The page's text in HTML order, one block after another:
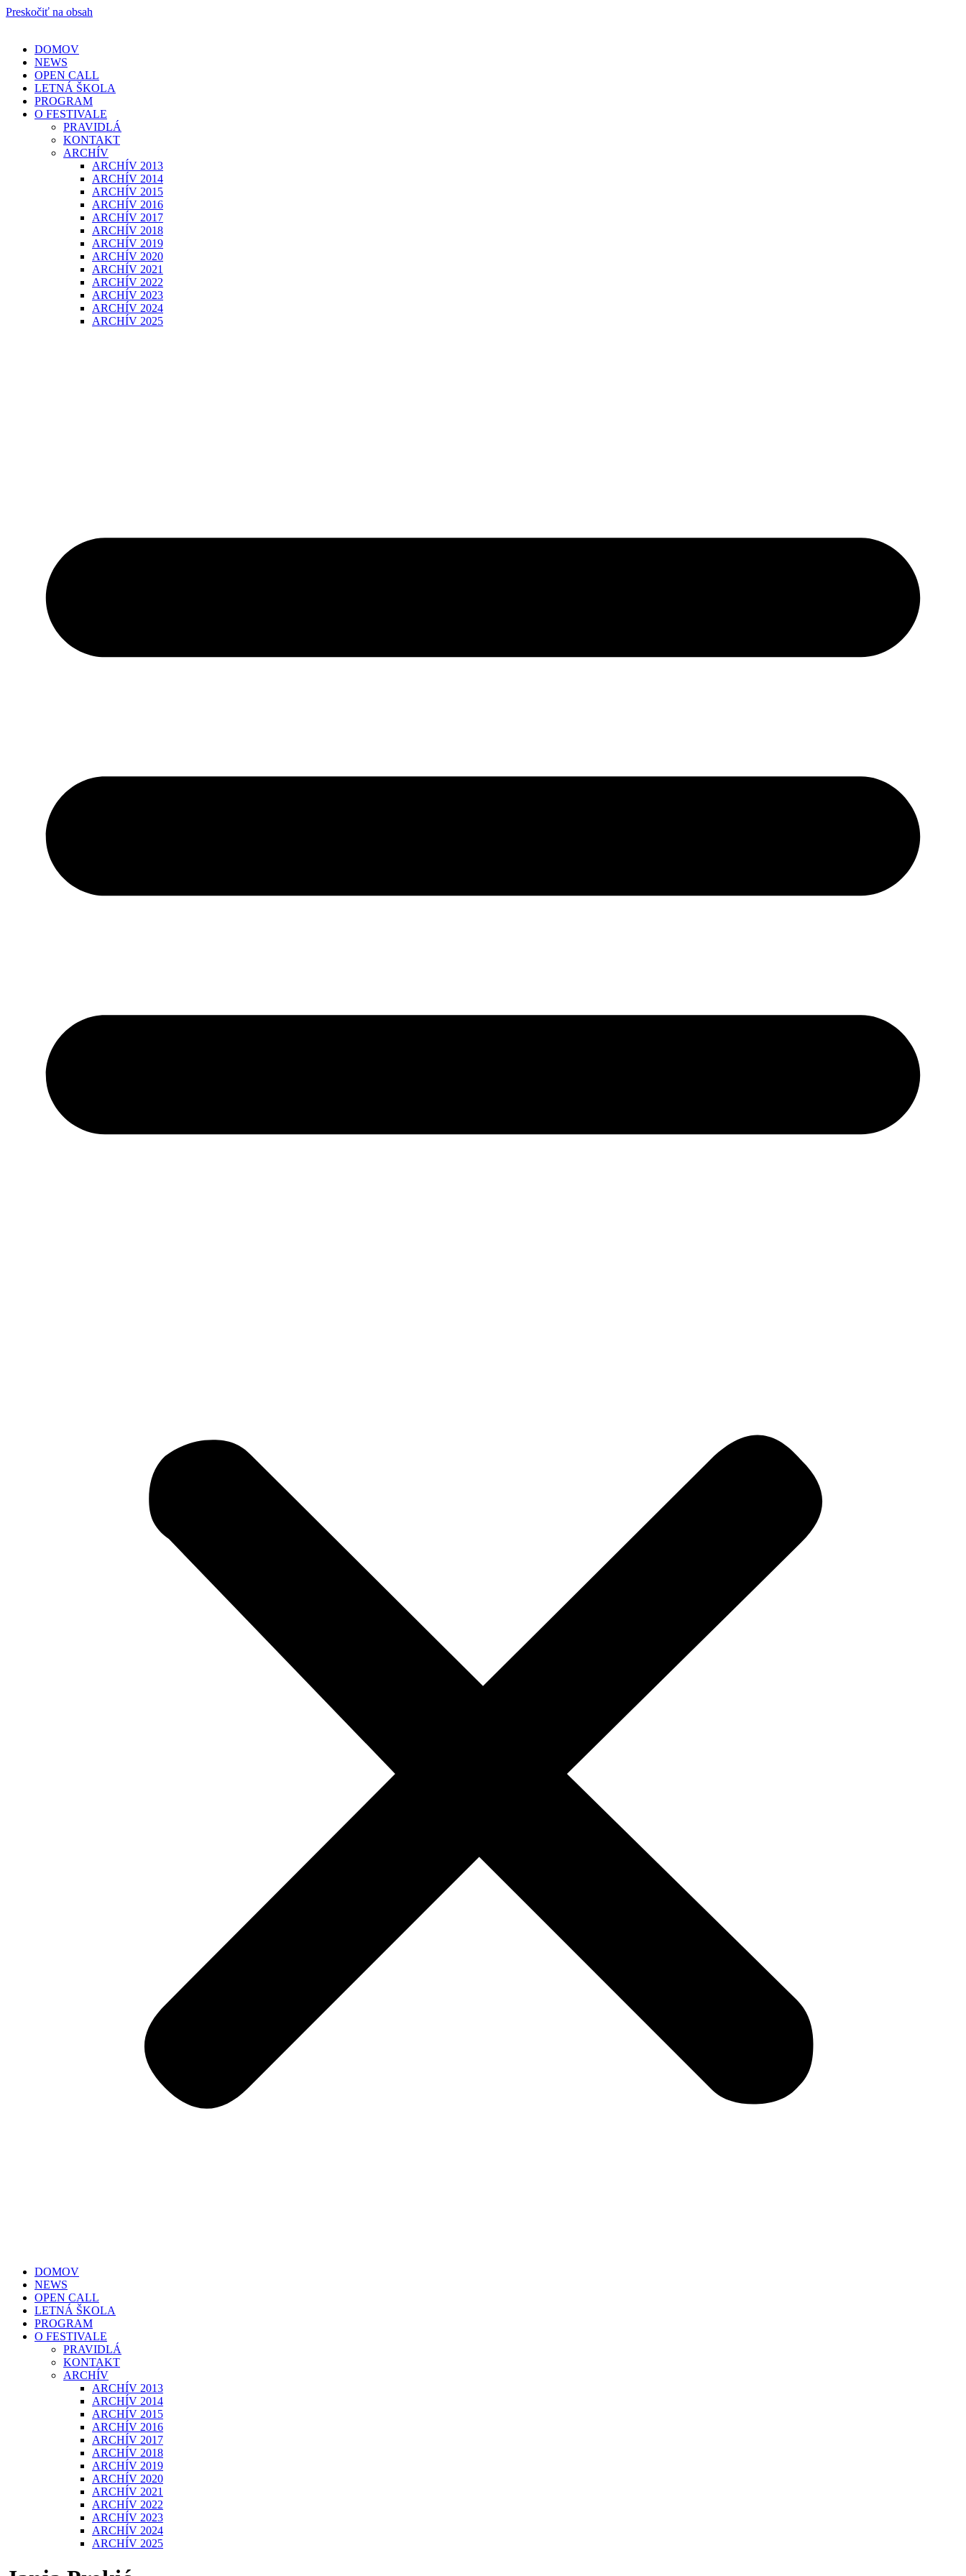
Preskočiť na obsah
DOMOV
NEWS
OPEN CALL
LETNÁ ŠKOLA
PROGRAM
O FESTIVALE
PRAVIDLÁ
KONTAKT
ARCHÍV
ARCHÍV 2013
ARCHÍV 2014
ARCHÍV 2015
ARCHÍV 2016
ARCHÍV 2017
ARCHÍV 2018
ARCHÍV 2019
ARCHÍV 2020
ARCHÍV 2021
ARCHÍV 2022
ARCHÍV 2023
ARCHÍV 2024
ARCHÍV 2025
DOMOV
NEWS
OPEN CALL
LETNÁ ŠKOLA
PROGRAM
O FESTIVALE
PRAVIDLÁ
KONTAKT
ARCHÍV
ARCHÍV 2013
ARCHÍV 2014
ARCHÍV 2015
ARCHÍV 2016
ARCHÍV 2017
ARCHÍV 2018
ARCHÍV 2019
ARCHÍV 2020
ARCHÍV 2021
ARCHÍV 2022
ARCHÍV 2023
ARCHÍV 2024
ARCHÍV 2025